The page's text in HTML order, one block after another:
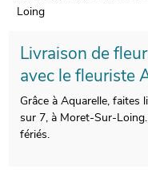
Loing
Livraison de
avec le fleuriste
Grâce à Aquarelle,
sur 7, à Moret-Sur-
fériés.